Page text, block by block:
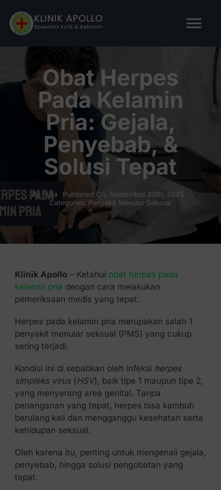
content
TENTANG KAMI
LAYANAN KAMI
Tanya Apollo
Kontak Kami
Obat Herpes
Pada Kelamin
Pria: Gejala,
Penyebab, &
Solusi Tepat
By Yulia
Published On: September 20th, 2025
Categories: Penyakit Menular Seksual
Klinik Apollo– Ketahui obat herpes pada
kelamin pria dengan cara melakukan
pemeriksaan medis yang tepat.
Herpes pada kelamin pria merupakan salah 1
penyakit menular seksual (PMS) yang cukup
sering terjadi.
Kondisi ini di sebabkan oleh infeksi herpes
simpleks virus(HSV), baik tipe 1 maupun tipe 2,
yang menyerang area genital. Tanpa
penanganan yang tepat, herpes bisa kambuh
berulang kali dan mengganggu kesehatan serta
kehidupan seksual.
Oleh karena itu, penting untuk mengenali gejala,
penyebab, hingga solusi pengobatan yang
tepat.